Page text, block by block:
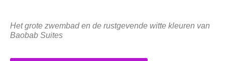
Het grote zwembad en de rustgevende witte kleuren van
Baobab Suites